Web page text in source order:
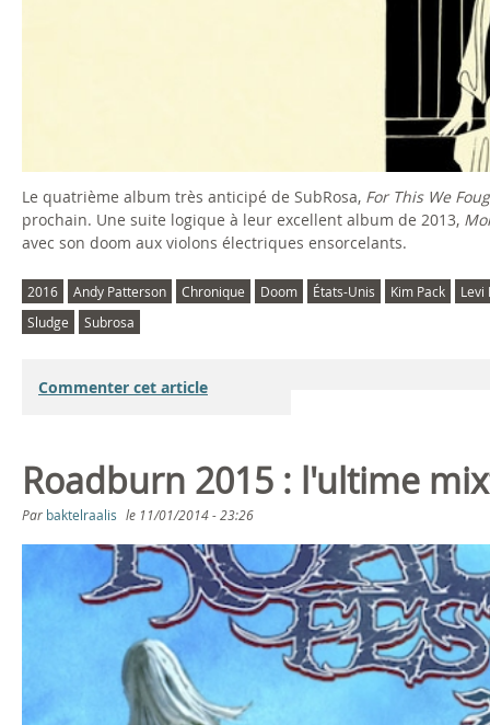
Le quatrième album très anticipé de SubRosa, For This We
prochain. Une suite logique à leur excellent album de 2013,
avec son doom aux violons électriques ensorcelants.
2016 Andy Patterson Chronique Doom États-Unis Kim Pack
Levi
Sludge
Subrosa
Commenter cet article
Roadburn 2015 : l'ultime
Par baktelraalis le 11/01/2014 - 23:26